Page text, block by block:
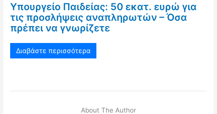
Υπουργείο Παιδείας: 50 εκατ. ευρώ για
τις προσλήψεις αναπληρωτών – Όσα
πρέπει να γνωρίζετε
Διαβάστε περισσότερα
About The Author